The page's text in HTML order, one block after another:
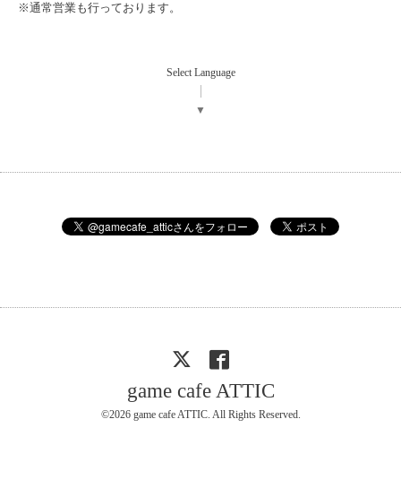
※通常営業も行っております。
Select Language
▼
game cafe ATTIC
©2026 game cafe ATTIC. All Rights Reserved.